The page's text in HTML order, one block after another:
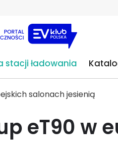
stacji ładowania
salonach jesienią
eT90 w